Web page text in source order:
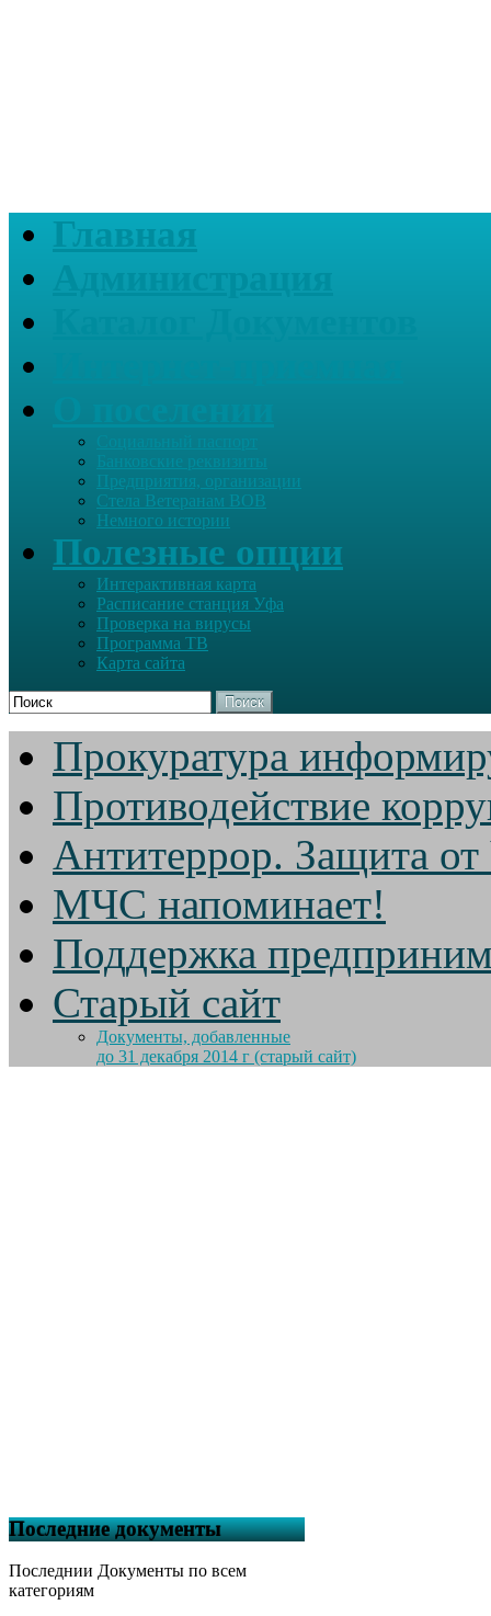
Главная
Банковские реквизиты
Предприятия, организации
Стела Ветеранам ВОВ
Немного истории
Полезные опции
Интерактивная карта
Расписание станция Уфа
Проверка на вирусы
Программа ТВ
Карта сайта
Поиск
Прокуратура
Противодействие
Антитеррор. Защита
МЧС напоминает!
Поддержка
Старый сайт
Документы, добавленные
до 31 декабря 2014 г (старый сайт)
Последние документы
Последнии Документы по всем
категориям